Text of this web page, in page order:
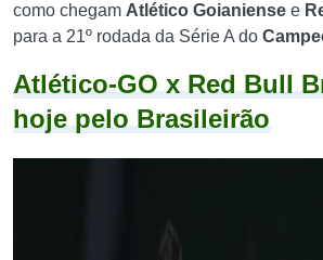
como chegam Atlético Goianiense e
para a 21º rodada da Série A do
Atlético-GO x Red Bull
hoje pelo Brasileirão